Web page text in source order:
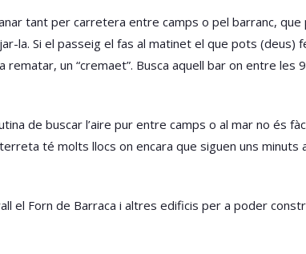
tant per carretera entre camps o pel barranc, que
la. Si el passeig el fas al matinet el que pots (deus)
un “cremaet”. Busca aquell bar on entre les
de buscar l’aire pur entre camps o al mar no és
té molts llocs on encara que siguen uns minuts
el Forn de Barraca i altres edificis per a poder